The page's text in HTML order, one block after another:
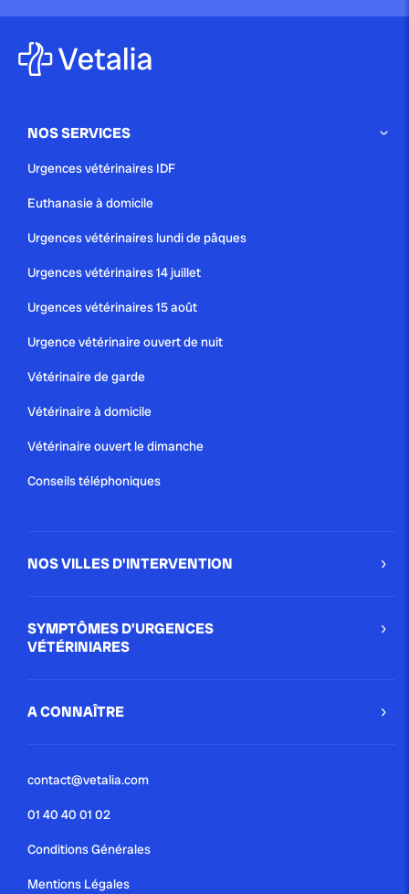
NOS SERVICES
Urgences vétérinaires IDF
Euthanasie à domicile
Urgences vétérinaires lundi de pâques
Urgences vétérinaires 14 juillet
Urgences vétérinaires 15 août
Urgence vétérinaire ouvert de nuit
Vétérinaire de garde
Vétérinaire à domicile
Vétérinaire ouvert le dimanche
Conseils téléphoniques
NOS VILLES D'INTERVENTION
SYMPTÔMES D'URGENCES
VÉTÉRINIARES
A CONNAÎTRE
contact@vetalia.com
01 40 40 01 02
Conditions Générales
Mentions Légales